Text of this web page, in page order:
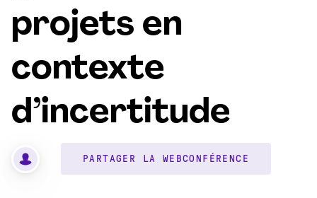
projets en
contexte
d’incertitude
PARTAGER LA WEBCONFÉRENCE